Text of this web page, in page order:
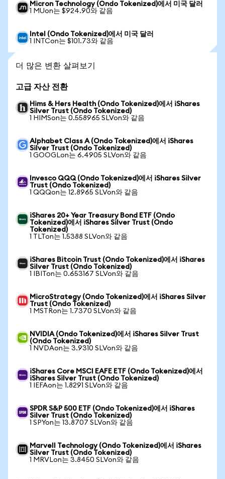
Micron Technology (Ondo Tokenized)에서 미국 달러
1 MUon는 $924.90와 같음
Intel (Ondo Tokenized)에서 미국 달러
1 INTCon는 $101.73와 같음
더 많은 변환 살펴보기
고급 자산 전환
Hims & Hers Health (Ondo Tokenized)에서 iShares
Silver Trust (Ondo Tokenized)
1 HIMSon는 0.558965 SLVon와 같음
Alphabet Class A (Ondo Tokenized)에서 iShares
Silver Trust (Ondo Tokenized)
1 GOOGLon는 6.4905 SLVon와 같음
Invesco QQQ (Ondo Tokenized)에서 iShares Silver
Trust (Ondo Tokenized)
1 QQQon는 12.8965 SLVon와 같음
iShares 20+ Year Treasury Bond ETF (Ondo
Tokenized)에서 iShares Silver Trust (Ondo
Tokenized)
1 TLTon는 1.5388 SLVon와 같음
iShares Bitcoin Trust (Ondo Tokenized)에서 iShares
Silver Trust (Ondo Tokenized)
1 IBITon는 0.653167 SLVon와 같음
MicroStrategy (Ondo Tokenized)에서 iShares Silver
Trust (Ondo Tokenized)
1 MSTRon는 1.7370 SLVon와 같음
NVIDIA (Ondo Tokenized)에서 iShares Silver Trust
(Ondo Tokenized)
1 NVDAon는 3.9310 SLVon와 같음
iShares Core MSCI EAFE ETF (Ondo Tokenized)에서
iShares Silver Trust (Ondo Tokenized)
1 IEFAon는 1.8291 SLVon와 같음
SPDR S&P 500 ETF (Ondo Tokenized)에서 iShares
Silver Trust (Ondo Tokenized)
1 SPYon는 13.8707 SLVon와 같음
Marvell Technology (Ondo Tokenized)에서 iShares
Silver Trust (Ondo Tokenized)
1 MRVLon는 3.8450 SLVon와 같음